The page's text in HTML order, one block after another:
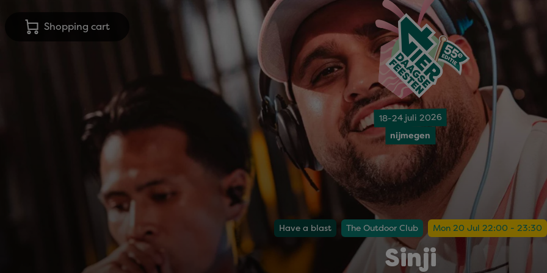
Shopping cart
18-24 juli 2026
nijmegen
Have a blast The Outdoor Club Mon 20 Jul 22:00 - 23:30
Sinji